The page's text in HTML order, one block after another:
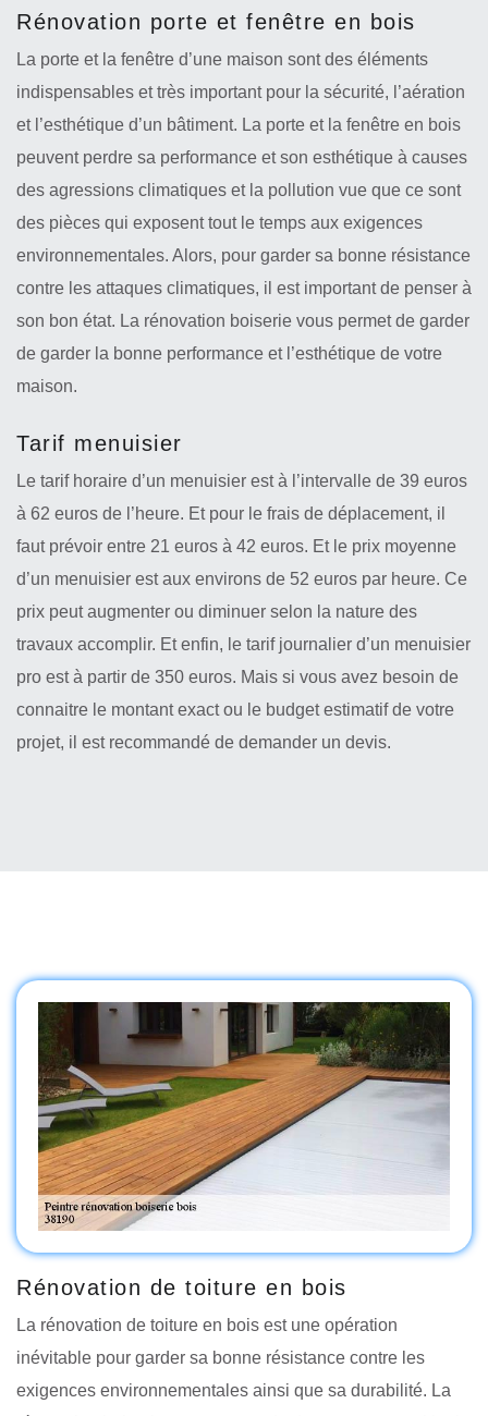
Rénovation porte et fenêtre en bois
La porte et la fenêtre d’une maison sont des éléments
indispensables et très important pour la sécurité, l’aération
et l’esthétique d’un bâtiment. La porte et la fenêtre en bois
peuvent perdre sa performance et son esthétique à causes
des agressions climatiques et la pollution vue que ce sont
des pièces qui exposent tout le temps aux exigences
environnementales. Alors, pour garder sa bonne résistance
contre les attaques climatiques, il est important de penser à
son bon état. La rénovation boiserie vous permet de garder
de garder la bonne performance et l’esthétique de votre
maison.
Tarif menuisier
Le tarif horaire d’un menuisier est à l’intervalle de 39 euros
à 62 euros de l’heure. Et pour le frais de déplacement, il
faut prévoir entre 21 euros à 42 euros. Et le prix moyenne
d’un menuisier est aux environs de 52 euros par heure. Ce
prix peut augmenter ou diminuer selon la nature des
travaux accomplir. Et enfin, le tarif journalier d’un menuisier
pro est à partir de 350 euros. Mais si vous avez besoin de
connaitre le montant exact ou le budget estimatif de votre
projet, il est recommandé de demander un devis.
Rénovation de toiture en bois
La rénovation de toiture en bois est une opération
inévitable pour garder sa bonne résistance contre les
exigences environnementales ainsi que sa durabilité. La